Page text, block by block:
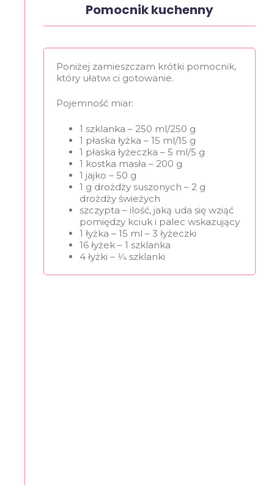
Pomocnik kuchenny
Poniżej zamieszczam krótki pomocnik,
który ułatwi ci gotowanie.
Pojemność miar:
1 szklanka – 250 ml/250 g
1 płaska łyżka – 15 ml/15 g
1 płaska łyżeczka – 5 ml/5 g
1 kostka masła – 200 g
1 jajko – 50 g
1 g drożdży suszonych – 2 g
drożdży świeżych
szczypta – ilość, jaką uda się wziąć
pomiędzy kciuk i palec wskazujący
1 łyżka – 15 ml – 3 łyżeczki
16 łyżek – 1 szklanka
4 łyżki – 1⁄4 szklanki